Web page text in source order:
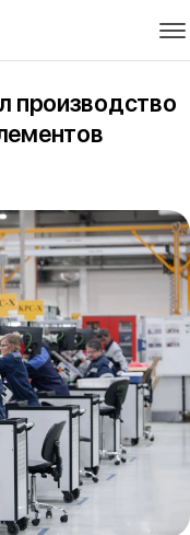
производство